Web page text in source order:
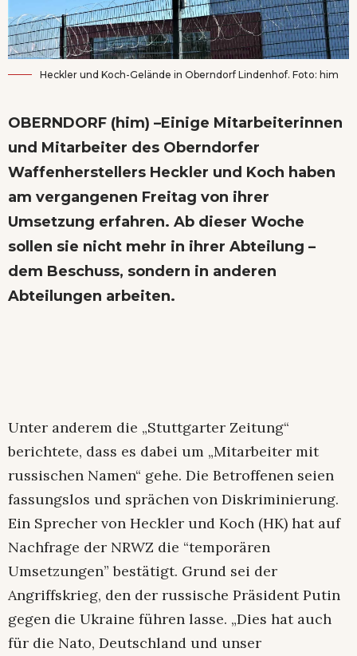
Heckler und Koch-Gelände in Oberndorf Lindenhof. Foto: him
OBERNDORF (him) –Einige Mitarbeiterinnen
und Mitarbeiter des Oberndorfer
Waffenherstellers Heckler und Koch haben
am vergangenen Freitag von ihrer
Umsetzung erfahren. Ab dieser Woche
sollen sie nicht mehr in ihrer Abteilung –
dem Beschuss, sondern in anderen
Abteilungen arbeiten.
Unter anderem die „Stuttgarter Zeitung“
berichtete, dass es dabei um „Mitarbeiter mit
russischen Namen“ gehe. Die Betroffenen seien
fassungslos und sprächen von Diskriminierung.
Ein Sprecher von Heckler und Koch (HK) hat auf
Nachfrage der NRWZ die “temporären
Umsetzungen” bestätigt. Grund sei der
Angriffskrieg, den der russische Präsident Putin
gegen die Ukraine führen lasse. „Dies hat auch
für die Nato, Deutschland und unser